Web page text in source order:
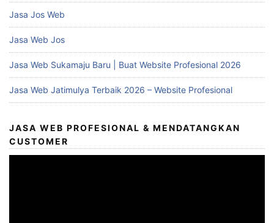
Jasa Jos Web
Jasa Web Jos
Jasa Web Sukamaju Baru | Buat Website Profesional 2026
Jasa Web Jatimulya Terbaik 2026 – Website Profesional
JASA WEB PROFESIONAL & MENDATANGKAN
CUSTOMER